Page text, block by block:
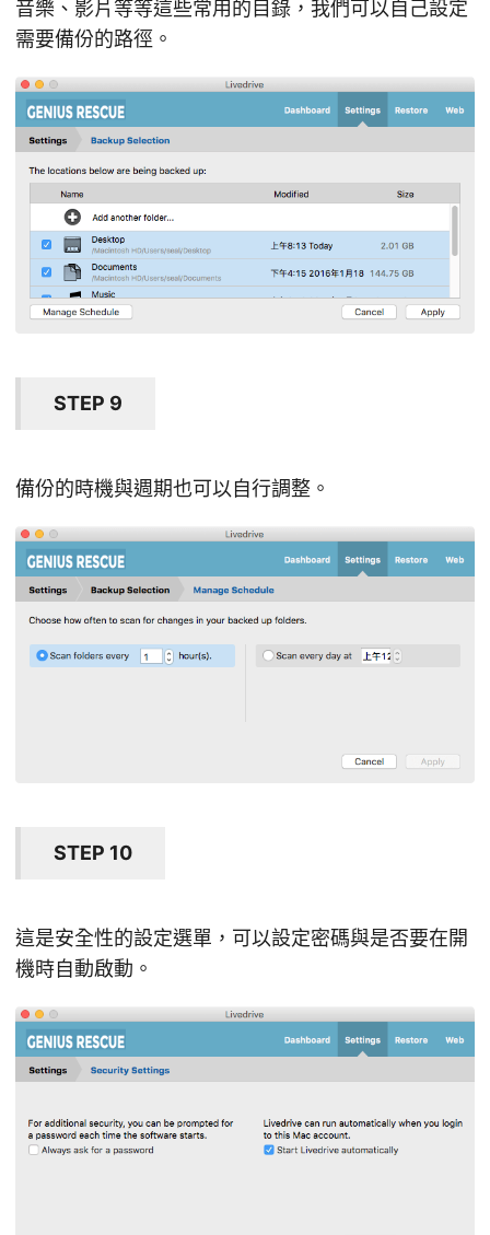
音樂、影片等等這些常用的目錄，我們可以自己設定
需要備份的路徑。
STEP 9
備份的時機與週期也可以自行調整。
STEP 10
這是安全性的設定選單，可以設定密碼與是否要在開
機時自動啟動。